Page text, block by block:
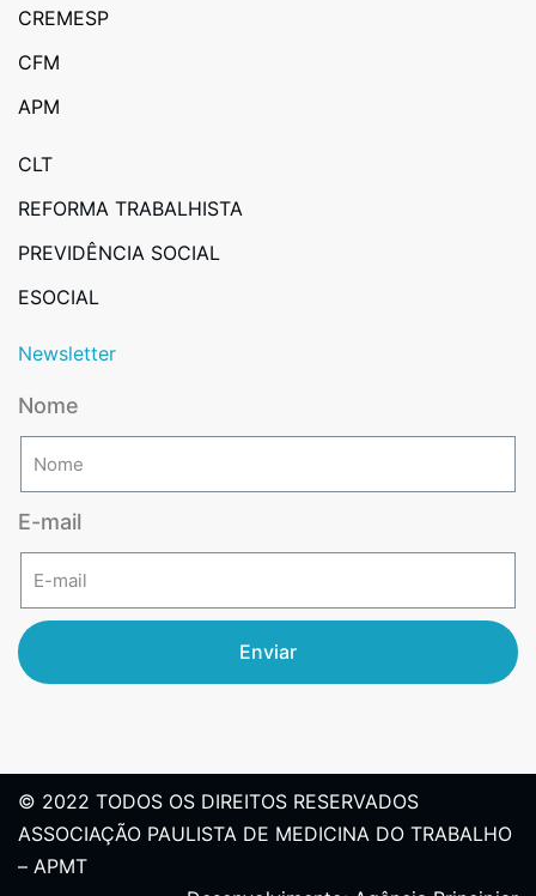
CREMESP
CFM
APM
CLT
REFORMA TRABALHISTA
PREVIDÊNCIA SOCIAL
ESOCIAL
Newsletter
Nome
E-mail
Enviar
© 2022 TODOS OS DIREITOS RESERVADOS
ASSOCIAÇÃO PAULISTA DE MEDICINA DO TRABALHO
– APMT